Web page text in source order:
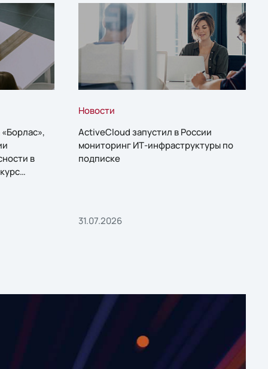
в
Новости
ActiveCloud запустил в России
мониторинг ИТ-инфраструктуры по
подписке
31.07.2026